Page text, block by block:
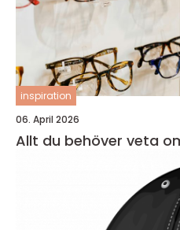
inspiration
06. April 2026
Allt du behöver veta